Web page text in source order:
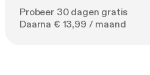
Probeer 30 dagen gratis
Daarna € 13,99 / maand